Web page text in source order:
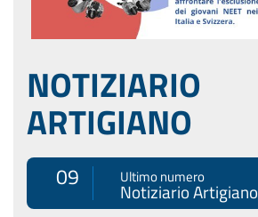
NOTIZIARIO
ARTIGIANO
09 Ultimo numero
Notiziario Artigiano